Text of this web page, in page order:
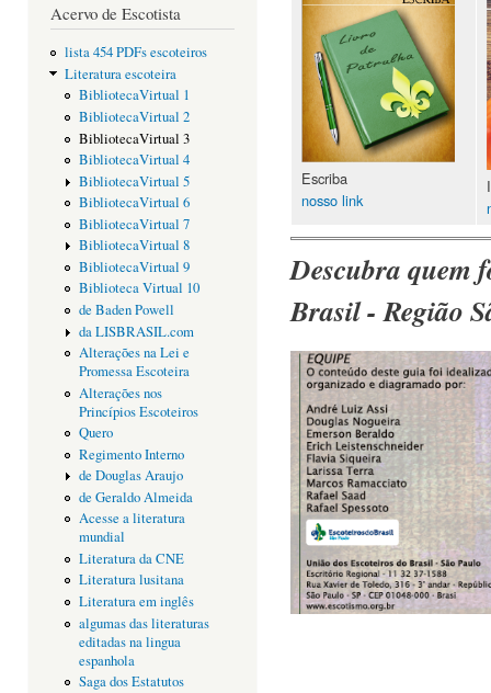
Acervo de Escotista
lista 454 PDFs escoteiros
Literatura escoteira
BibliotecaVirtual 1
BibliotecaVirtual 2
BibliotecaVirtual 3
BibliotecaVirtual 4
BibliotecaVirtual 5
BibliotecaVirtual 6
BibliotecaVirtual 7
BibliotecaVirtual 8
BibliotecaVirtual 9
Biblioteca Virtual 10
de Baden Powell
da LISBRASIL.com
Alterações na Lei e
Promessa Escoteira
Alterações nos
Princípios Escoteiros
Quero
Regimento Interno
de Douglas Araujo
de Geraldo Almeida
Acesse a literatura
mundial
Literatura da CNE
Literatura lusitana
Literatura em inglês
algumas das literaturas
editadas na lingua
espanhola
Saga dos Estatutos
Escriba
nosso link
Descubra quem
Brasil - Região